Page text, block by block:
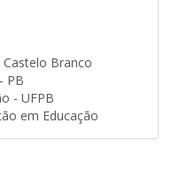
Branco
PB
- UFPB
em Educação